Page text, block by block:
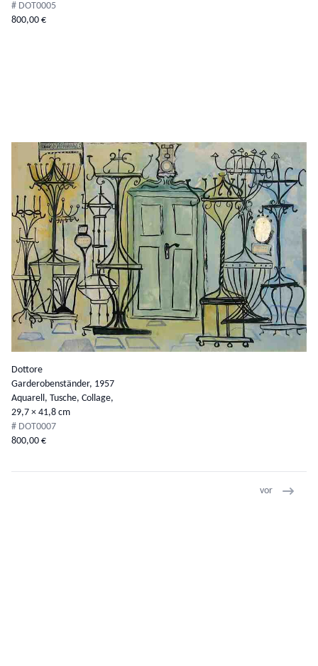
# DOT0005
800,00 €
Details anzeigen
Dottore
Garderobenständer, 1957
Aquarell, Tusche, Collage,
29,7 × 41,8 cm
# DOT0007
800,00 €
vor